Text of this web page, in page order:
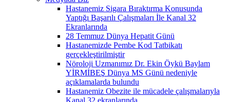
Hastanemiz Sigara Bıraktırma Konusunda
Yaptığı Başarılı Çalışmaları İle Kanal 32
Ekranlarında
28 Temmuz Dünya Hepatit Günü
Hastanemizde Pembe Kod Tatbikatı
gerçekleştirilmiştir
Nöroloji Uzmanımız Dr. Ekin Öykü Baylam
YİRMİBEŞ Dünya MS Günü nedeniyle
açıklamalarda bulundu
Hastanemiz Obezite ile mücadele çalışmalarıyla
Kanal 32 ekranlarında